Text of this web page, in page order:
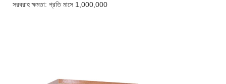
সরবরাহ ক্ষমতা: প্রতি মাসে 1,000,000